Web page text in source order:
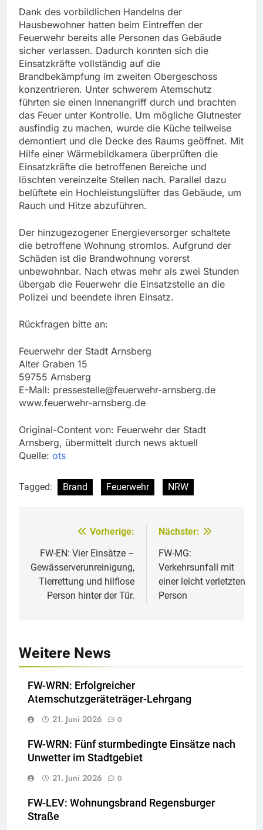
Dank des vorbildlichen Handelns der
Hausbewohner hatten beim Eintreffen der
Feuerwehr bereits alle Personen das Gebäude
sicher verlassen. Dadurch konnten sich die
Einsatzkräfte vollständig auf die
Brandbekämpfung im zweiten Obergeschoss
konzentrieren. Unter schwerem Atemschutz
führten sie einen Innenangriff durch und brachten
das Feuer unter Kontrolle. Um mögliche Glutnester
ausfindig zu machen, wurde die Küche teilweise
demontiert und die Decke des Raums geöffnet. Mit
Hilfe einer Wärmebildkamera überprüften die
Einsatzkräfte die betroffenen Bereiche und
löschten vereinzelte Stellen nach. Parallel dazu
belüftete ein Hochleistungslüfter das Gebäude, um
Rauch und Hitze abzuführen.
Der hinzugezogener Energieversorger schaltete
die betroffene Wohnung stromlos. Aufgrund der
Schäden ist die Brandwohnung vorerst
unbewohnbar. Nach etwas mehr als zwei Stunden
übergab die Feuerwehr die Einsatzstelle an die
Polizei und beendete ihren Einsatz.
Rückfragen bitte an:
Feuerwehr der Stadt Arnsberg
Alter Graben 15
59755 Arnsberg
E-Mail: pressestelle@feuerwehr-arnsberg.de
www.feuerwehr-arnsberg.de
Original-Content von: Feuerwehr der Stadt
Arnsberg, übermittelt durch news aktuell
Quelle: ots
Tagged: Brand Feuerwehr NRW
Beitragsnavigation
Vorherige:
FW-EN: Vier Einsätze –
Gewässerverunreinigung,
Tierrettung und hilflose
Person hinter der Tür.
Nächster:
FW-MG:
Verkehrsunfall mit
einer leicht verletzten
Person
Weitere News
FW-WRN: Erfolgreicher
Atemschutzgeräteträger-Lehrgang
21. Juni 2026
0
FW-WRN: Fünf sturmbedingte Einsätze nach
Unwetter im Stadtgebiet
21. Juni 2026
0
FW-LEV: Wohnungsbrand Regensburger
Straße